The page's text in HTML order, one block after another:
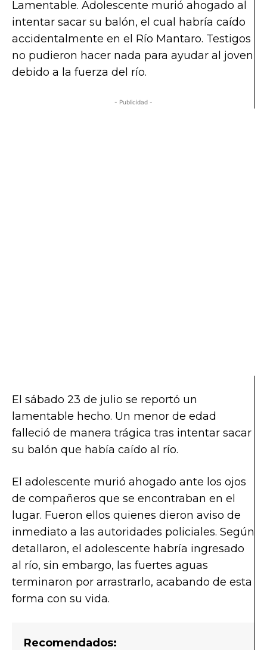
Lamentable. Adolescente murió ahogado al
intentar sacar su balón, el cual habría caído
accidentalmente en el Río Mantaro. Testigos
no pudieron hacer nada para ayudar al joven
debido a la fuerza del río.
- Publicidad -
El sábado 23 de julio se reportó un
lamentable hecho. Un menor de edad
falleció de manera trágica tras intentar sacar
su balón que había caído al río.
El adolescente murió ahogado ante los ojos
de compañeros que se encontraban en el
lugar. Fueron ellos quienes dieron aviso de
inmediato a las autoridades policiales. Según
detallaron, el adolescente habría ingresado
al río, sin embargo, las fuertes aguas
terminaron por arrastrarlo, acabando de esta
forma con su vida.
Recomendados: